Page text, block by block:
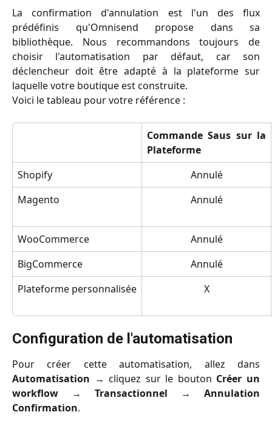
La confirmation d'annulation est l'un des flux
prédéfinis qu'Omnisend propose dans sa
bibliothèque. Nous recommandons toujours de
choisir l'automatisation par défaut, car son
déclencheur doit être adapté à la plateforme sur
laquelle votre boutique est construite.
Voici le tableau pour votre référence :
Commande Saus sur la
Plateforme
Shopify
Annulé
Magento
Annulé
WooCommerce
Annulé
BigCommerce
Annulé
Plateforme personnalisée
X
Configuration de l'automatisation
Pour créer cette automatisation, allez dans
Automatisation → cliquez sur le bouton Créer un
workflow → Transactionnel → Annulation
Confirmation.